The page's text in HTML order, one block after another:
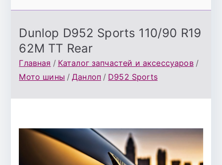
Dunlop D952 Sports 110/90 R19
62M TT Rear
Главная
Каталог запчастей и аксессуаров
Мото шины
Данлоп D952 Sports